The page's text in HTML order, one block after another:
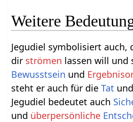
Weitere
Jegudiel symbolisiert auch,
dir strömen lassen will und
Bewusstsein und
steht er auch für dieTat
Jegudiel bedeutet auch
und überpersönliche